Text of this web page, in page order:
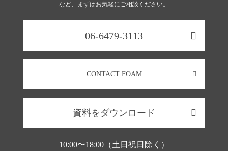
など、まずはお気軽にご相談ください。
06-6479-3113
CONTACT FOAM
資料をダウンロード
10:00〜18:00（土日祝日除く）